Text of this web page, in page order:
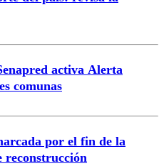
activa Alerta
comunas
por el fin de la
reconstrucción